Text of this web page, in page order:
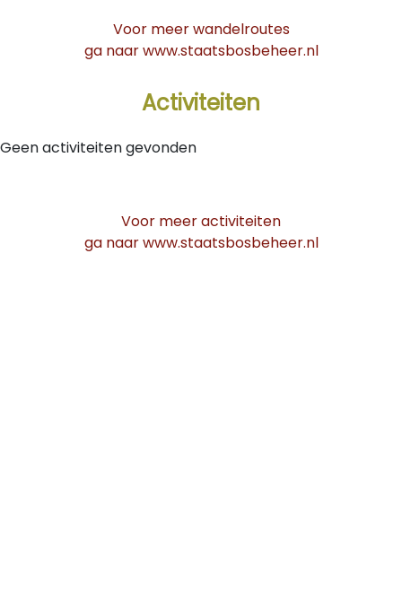
Voor meer wandelroutes
ga naar www.staatsbosbeheer.nl
Activiteiten
Geen activiteiten gevonden
Voor meer activiteiten
ga naar www.staatsbosbeheer.nl